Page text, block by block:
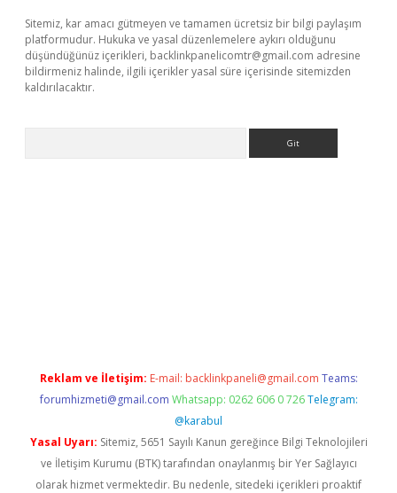
Sitemiz, kar amacı gütmeyen ve tamamen ücretsiz bir bilgi paylaşım
platformudur. Hukuka ve yasal düzenlemelere aykırı olduğunu
düşündüğünüz içerikleri, backlinkpanelicomtr@gmail.com adresine
bildirmeniz halinde, ilgili içerikler yasal süre içerisinde sitemizden
kaldırılacaktır.
Reklam ve İletişim: E-mail: backlinkpaneli@gmail.com Teams:
forumhizmeti@gmail.com Whatsapp: 0262 606 0 726 Telegram:
@karabul
Yasal Uyarı: Sitemiz, 5651 Sayılı Kanun gereğince Bilgi Teknolojileri
ve İletişim Kurumu (BTK) tarafından onaylanmış bir Yer Sağlayıcı
olarak hizmet vermektedir. Bu nedenle, sitedeki içerikleri proaktif